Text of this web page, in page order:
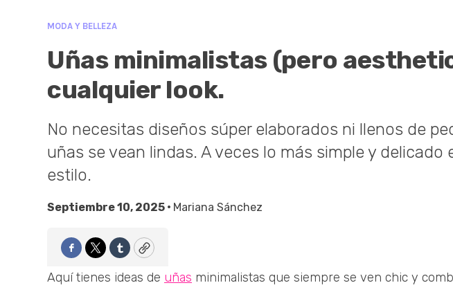
MODA Y BELLEZA
Uñas minimalistas (pero
cualquier look.
No necesitas diseños súper elaborados ni llenos de
uñas se vean lindas. A veces lo más simple y delicado
estilo.
Septiembre 10, 2025 • Mariana Sánchez
Facebook
TwitterTumblrCopy
Aquí tienes ideas de uñas minimalistas que siempre se ven chic y